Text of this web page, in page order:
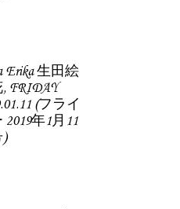
Erika 生田絵
FRIDAY
(フライ
2019年1月11
)